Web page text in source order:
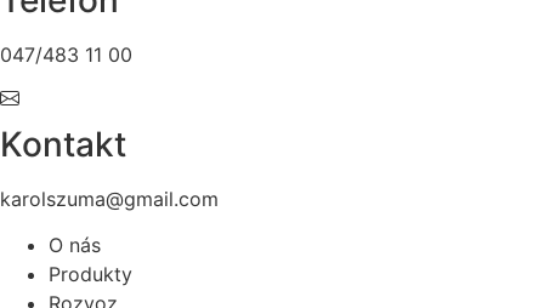
047/483 11 00
Kontakt
karolszuma@gmail.com
O nás
Produkty